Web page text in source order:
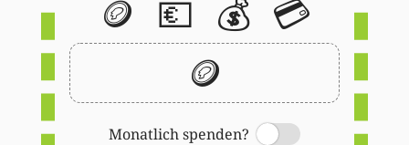
🪙 💶 💰 💳
🪙
Monatlich spenden?
Switch